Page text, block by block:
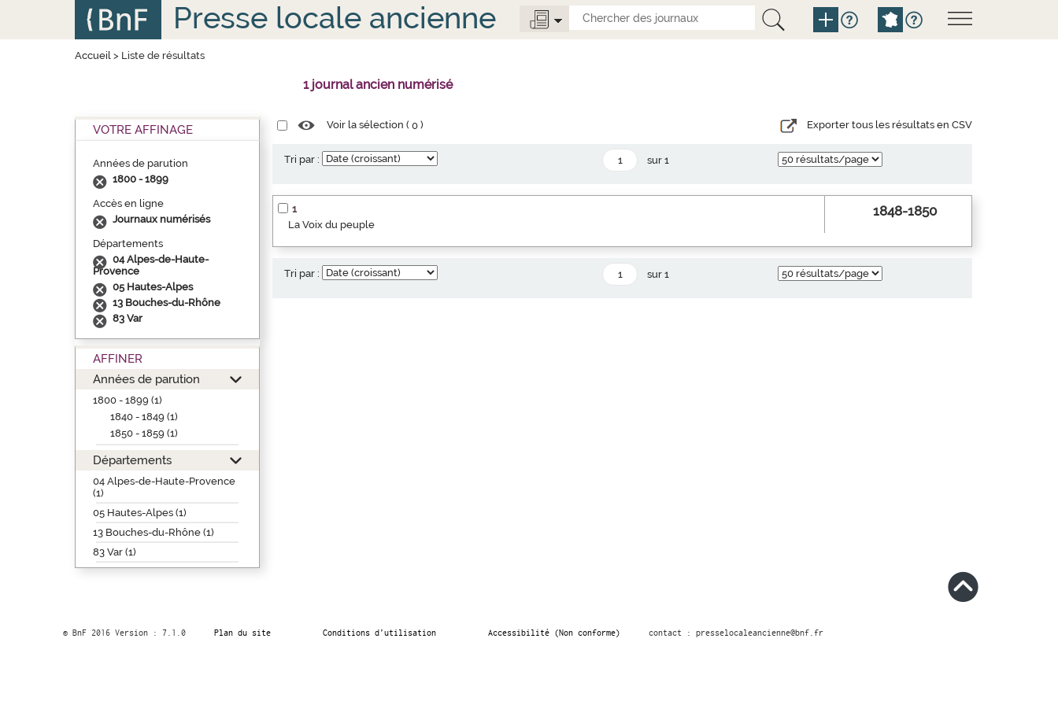
Presse locale ancienne
Accueil> Liste de résultats
1 journal ancien numérisé
VOTRE AFFINAGE
Années de parution
1800 - 1899
Accès en ligne
Journaux numérisés
Départements
04 Alpes-de-Haute-
Provence
05 Hautes-Alpes
13 Bouches-du-Rhône
83 Var
AFFINER
Années de parution
1800 - 1899 (1)
1840 - 1849 (1)
1850 - 1859 (1)
Départements
04 Alpes-de-Haute-Provence
(1)
05 Hautes-Alpes (1)
13 Bouches-du-Rhône (1)
83 Var (1)
Voir la sélection (0 ) Exporter tous les résultats en CSV
Tri par : sur 1
1
La Voix du peuple
1848-1850
Tri par : sur 1
© BnF 2016 Version : 7.1.0 Plan du site Conditions d’utilisation Accessibilité (Non conforme) contact : presselocaleancienne@bnf.fr
Panneau de gestion des cookies